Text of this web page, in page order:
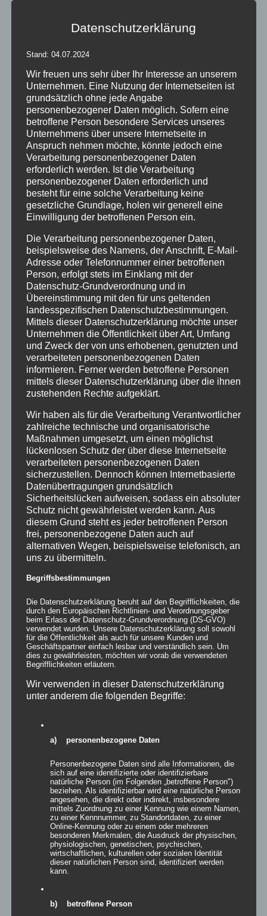
"Sie geben unseren gebrauchten Stühlen den Touch von
Stretch&Stoff | 0 Kommentare
Weiterlesen
Fußball-Husse SAMBA
Hier finden Sie kreative Ideen, wie Sie Ihre Fußball EM Party
einfach dekorieren.
VonAndrea Rindle | 01. Juni 2021 | Hussen & Überzüge,Allgemein
Stretch&Stoff | 0 Kommentare
Rabatt-Aktion für Bierbank-Stretchhusse
BEVERIA
Häufig werden Bierzeltgarnituren jeglicher Art, auf
Veranstaltungen eingesetzt. Mit der [...]
VonAndrea Rindle | 15. Mai 2017
Weiterlesen
1.Maßgeschneiderte Hussen in der
Nun bieten wir eine individuelle maßgeschneiderte Miethusse für
Ihren Stuhl [...]
Andrea Rindle | 02. April 2014 | Allgemein,Hussen &
| 0 Kommentare
Weiterlesen
Die Bierbankgarnituren sind auf kaum einer Veranstaltung
Datenschutzerklärung
Stand: 04.07.2024
Wir freuen uns sehr über Ihr Interesse an unserem
Unternehmen. Eine Nutzung der Internetseiten ist
grundsätzlich ohne jede Angabe
personenbezogener Daten möglich. Sofern eine
betroffene Person besondere Services unseres
Unternehmens über unsere Internetseite in
Anspruch nehmen möchte, könnte jedoch eine
Verarbeitung personenbezogener Daten
erforderlich werden. Ist die Verarbeitung
personenbezogener Daten erforderlich und
besteht für eine solche Verarbeitung keine
gesetzliche Grundlage, holen wir generell eine
Einwilligung der betroffenen Person ein.
Die Verarbeitung personenbezogener Daten,
beispielsweise des Namens, der Anschrift, E-Mail-
Adresse oder Telefonnummer einer betroffenen
Person, erfolgt stets im Einklang mit der
Datenschutz-Grundverordnung und in
Übereinstimmung mit den für uns geltenden
landesspezifischen Datenschutzbestimmungen.
Mittels dieser Datenschutzerklärung möchte unser
Unternehmen die Öffentlichkeit über Art, Umfang
und Zweck der von uns erhobenen, genutzten und
verarbeiteten personenbezogenen Daten
informieren. Ferner werden betroffene Personen
mittels dieser Datenschutzerklärung über die ihnen
zustehenden Rechte aufgeklärt.
Wir haben als für die Verarbeitung Verantwortlicher
zahlreiche technische und organisatorische
Maßnahmen umgesetzt, um einen möglichst
lückenlosen Schutz der über diese Internetseite
verarbeiteten personenbezogenen Daten
sicherzustellen. Dennoch können Internetbasierte
Datenübertragungen grundsätzlich
Sicherheitslücken aufweisen, sodass ein absoluter
Schutz nicht gewährleistet werden kann. Aus
diesem Grund steht es jeder betroffenen Person
frei, personenbezogene Daten auch auf
alternativen Wegen, beispielsweise telefonisch, an
uns zu übermitteln.
Begriffsbestimmungen
Die Datenschutzerklärung beruht auf den Begrifflichkeiten, die
durch den Europäischen Richtlinien- und Verordnungsgeber
beim Erlass der Datenschutz-Grundverordnung (DS-GVO)
verwendet wurden. Unsere Datenschutzerklärung soll sowohl
für die Öffentlichkeit als auch für unsere Kunden und
Geschäftspartner einfach lesbar und verständlich sein. Um
dies zu gewährleisten, möchten wir vorab die verwendeten
Begrifflichkeiten erläutern.
Wir verwenden in dieser Datenschutzerklärung
unter anderem die folgenden Begriffe:
a) personenbezogene Daten
Personenbezogene Daten sind alle Informationen, die
sich auf eine identifizierte oder identifizierbare
natürliche Person (im Folgenden „betroffene Person")
beziehen. Als identifizierbar wird eine natürliche Person
angesehen, die direkt oder indirekt, insbesondere
mittels Zuordnung zu einer Kennung wie einem Namen,
zu einer Kennnummer, zu Standortdaten, zu einer
Online-Kennung oder zu einem oder mehreren
besonderen Merkmalen, die Ausdruck der physischen,
physiologischen, genetischen, psychischen,
wirtschaftlichen, kulturellen oder sozialen Identität
dieser natürlichen Person sind, identifiziert werden
kann.
b) betroffene Person